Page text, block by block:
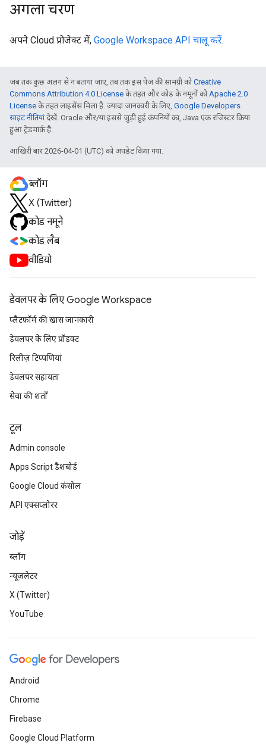
अगला चरण
अपने Cloud प्रोजेक्ट में, Google Workspace API चालू करें.
जब तक कुछ अलग से न बताया जाए, तब तक इस पेज की सामग्री कोCreative
Commons Attribution 4.0 License के तहत और कोड के नमूनों कोApache 2.0
License के तहत लाइसेंस मिला है. ज़्यादा जानकारी के लिए, Google Developers
साइट नीतियांदेखें. Oracle और/या इससे जुड़ी हुई कंपनियों का, Java एक रजिस्टर किया
हुआ ट्रेडमार्क है.
आखिरी बार 2026-04-01 (UTC) को अपडेट किया गया.
ब्लॉग
X (Twitter)
कोड नमूने
कोड लैब
वीडियो
डेवलपर के लिए Google Workspace
प्लैटफ़ॉर्म की खास जानकारी
डेवलपर के लिए प्रॉडक्ट
रिलीज़ टिप्पणियां
डेवलपर सहायता
सेवा की शर्तों
टूल
Admin console
Apps Script डैशबोर्ड
Google Cloud कंसोल
API एक्सप्लोरर
जोड़ें
ब्लॉग
न्यूज़लेटर
X (Twitter)
YouTube
Android
Chrome
Firebase
Google Cloud Platform